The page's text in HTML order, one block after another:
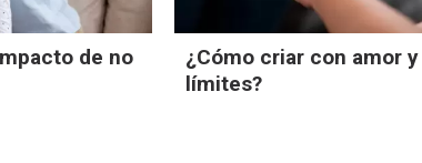
de no
¿Cómo criar con amor y
límites?